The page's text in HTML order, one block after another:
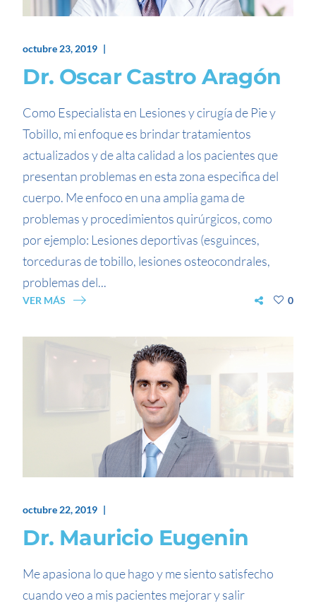
octubre 23, 2019
Dr. Oscar Castro Aragón
Como Especialista en Lesiones y cirugía de Pie y
Tobillo, mi enfoque es brindar tratamientos
actualizados y de alta calidad a los pacientes que
presentan problemas en esta zona especifica del
cuerpo. Me enfoco en una amplia gama de
problemas y procedimientos quirúrgicos, como
por ejemplo: Lesiones deportivas (esguinces,
torceduras de tobillo, lesiones osteocondrales,
problemas del...
VER MÁS 0
octubre 22, 2019
Dr. Mauricio Eugenin
Me apasiona lo que hago y me siento satisfecho
cuando veo a mis pacientes mejorar y salir